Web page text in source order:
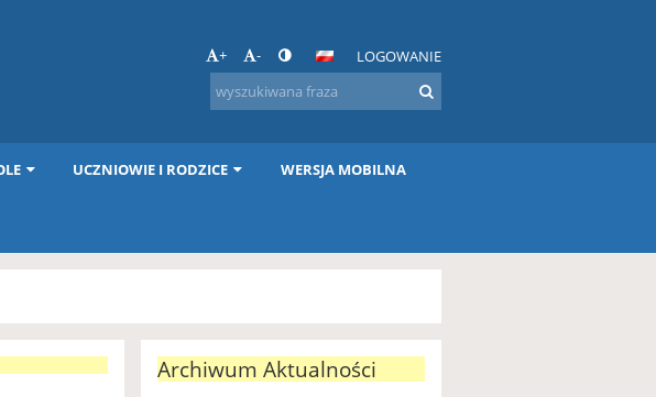
+ - LOGOWANIE
UCZNIOWIE I RODZICE WERSJA MOBILNA
Archiwum Aktualności